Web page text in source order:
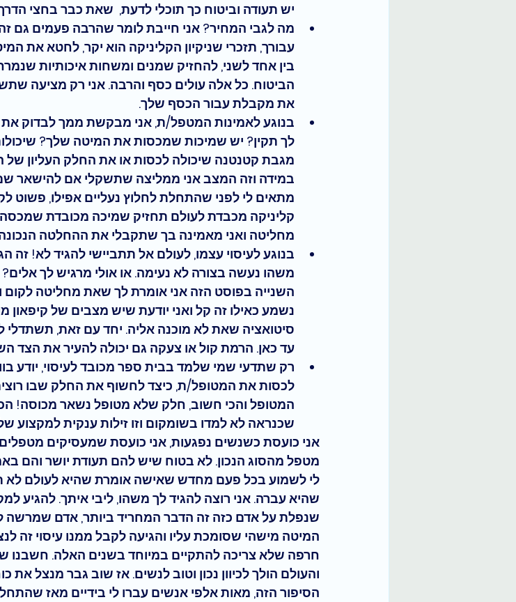
יש תעודה וביטוח כך תוכלי לדעת,  שאת כבר בחצי
מה לגבי המחיר? אני חייבת לומר שהרבה פעמים גם
עבורך, תזכרי שניקיון הקליניקה הוא יקר, לחטא את
בין אחד לשני, להחזיק שמנים ומשחות איכותיות
הביטוח. כל אלה עולים כסף והרבה. אני רק מציעה
את מקבלת עבור הכסף שלך.
בנוגע לאמינות המטפל/ת, אני מבקשת ממך לבדוק
לך תקין? יש שמיכות שמכסות את המיטה שלך?
מגבת קטנטנה שיכולה לכסות או את החלק העליון של
במידה וזה המצב אני ממליצה שתשקלי אם להישאר שם
מתאים לי לפני שהתחלת לחלוץ נעליים אפילו, פשוט
קליניקה מכבדת לעולם תחזיק שמיכה מכובדת
מחליטה ואני מאמינה בך שתקבלי את ההחלטה הנכונה
בנוגע לעיסוי עצמו, לעולם אל תתביישי להגיד לא! זה
משהו נעשה בצורה לא נעימה. או אולי מרגיש לך
השנייה בפוסט הזה אני אומרת לך שאת מחליטה לקום
נשמע כאילו זה קל ואני יודעת שיש מצבים של קיפאון
סיטואציה שאת לא מוכנה אליה. יחד עם זאת, תשתדלי
עד כאן. הרמת קול או צעקה גם יכולה להעיר את הצד
רק שתדעי שמי שלמד בבית ספר מכובד לעיסוי, יודע
לכסות את המטופל/ת, כיצד לחשוף את החלק שבו
המטופל והכי חשוב, חלק שלא מטופל נשאר מכוסה!
שכנראה לא למדו בשומקום וזו זילות ענקית למקצוע
אני כועסת כשנשים נפגעות, אני כועסת שמעסיקים
מטפל מהסוג הנכון. לא בטוח שיש להם תעודת יושר והם
לי לשמוע בכל פעם מחדש שאישה אומרת שהיא לעולם לא
שהיא עברה. אני רוצה להגיד לך משהו, ליבי איתך. להגיע
שנפלת על אדם כזה זה הדבר המחריד ביותר, אדם שמרשה
המיטה מישהי שסומכת עליו והגיעה לקבל ממנו עיסוי זה
חרפה שלא צריכה להתקיים במיוחד בשנים האלה. חשבנו
והעולם הולך לכיוון נכון וטוב לנשים. אז שוב גבר מנצל את
הסיפור הזה, מאות אלפי אנשים עברו לי בידיים מאז